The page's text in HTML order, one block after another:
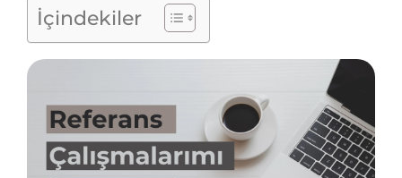
İçindekiler